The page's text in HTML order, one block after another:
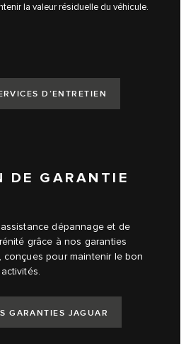
la valeur résiduelle du véhicule.
D’ENTRETIEN
DE GARANTIE
assistance dépannage et de
grâce à nos garanties
pour maintenir le bon
GARANTIES JAGUAR